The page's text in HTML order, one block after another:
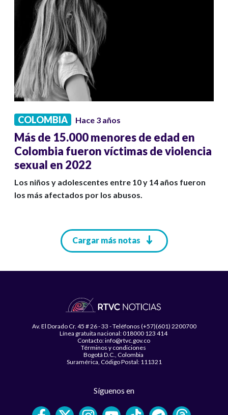
COLOMBIA Hace 3 años
Más de 15.000 menores de edad en
Colombia fueron víctimas de violencia
sexual en 2022
Los niños y adolescentes entre 10 y 14 años fueron
los más afectados por los abusos.
Cargar más notas
Av. El Dorado Cr. 45 # 26 - 33 - Teléfonos (+57)(601) 2200700
Línea gratuita nacional: 018000 123 414
Contacto: info@rtvc.gov.co
Términos y condiciones
Bogotá D.C., Colombia
Suramérica, Código Postal: 111321
Síguenos en